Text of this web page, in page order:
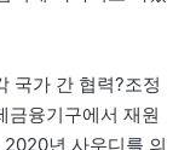
국가 간 협력?조정
금융기구에서 재원
년 사우디를 의